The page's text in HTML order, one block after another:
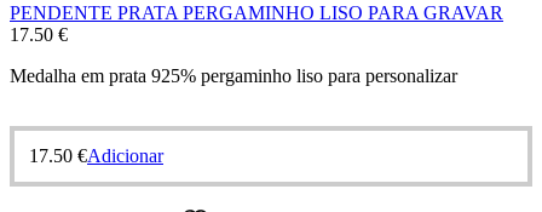
PENDENTE PRATA PERGAMINHO LISO PARA GRAVAR
17.50 €
Medalha em prata 925% pergaminho liso para personalizar
17.50 €Adicionar